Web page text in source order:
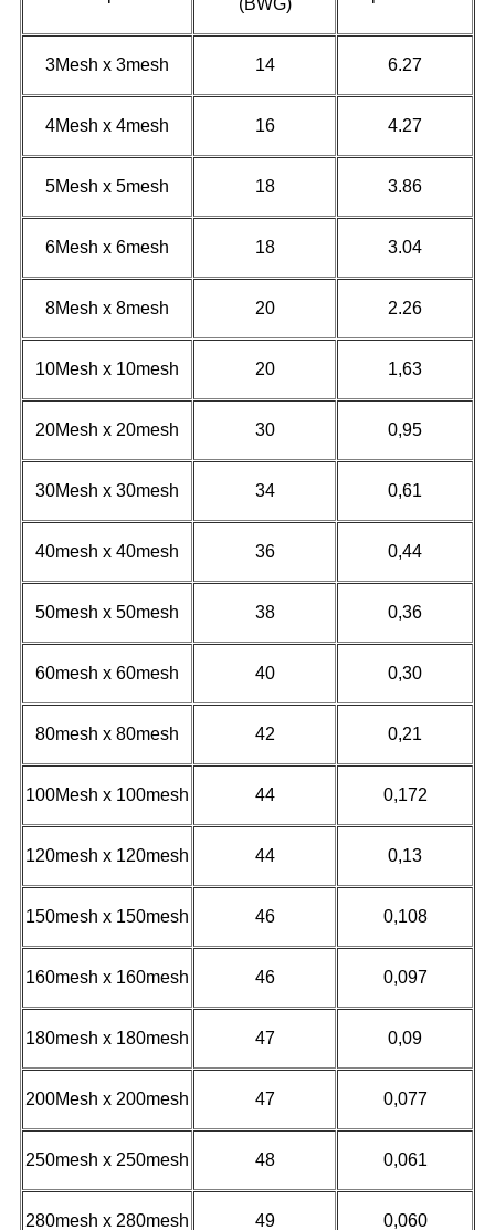
3Mesh x 3mesh 14 6.27
4Mesh x 4mesh 16 4.27
5Mesh x 5mesh 18 3.86
6Mesh x 6mesh 18 3.04
8Mesh x 8mesh 20 2.26
10Mesh x 10mesh 20 1,63
20Mesh x 20mesh 30 0,95
30Mesh x 30mesh 34 0,61
40mesh x 40mesh 36 0,44
50mesh x 50mesh 38 0,36
60mesh x 60mesh 40 0,30
80mesh x 80mesh 42 0,21
100Mesh x 100mesh 44 0,172
120mesh x 120mesh 44 0,13
150mesh x 150mesh 46 0,108
160mesh x 160mesh 46 0,097
180mesh x 180mesh 47 0,09
200Mesh x 200mesh 47 0,077
250mesh x 250mesh 48 0,061
280mesh x 280mesh 49 0,060